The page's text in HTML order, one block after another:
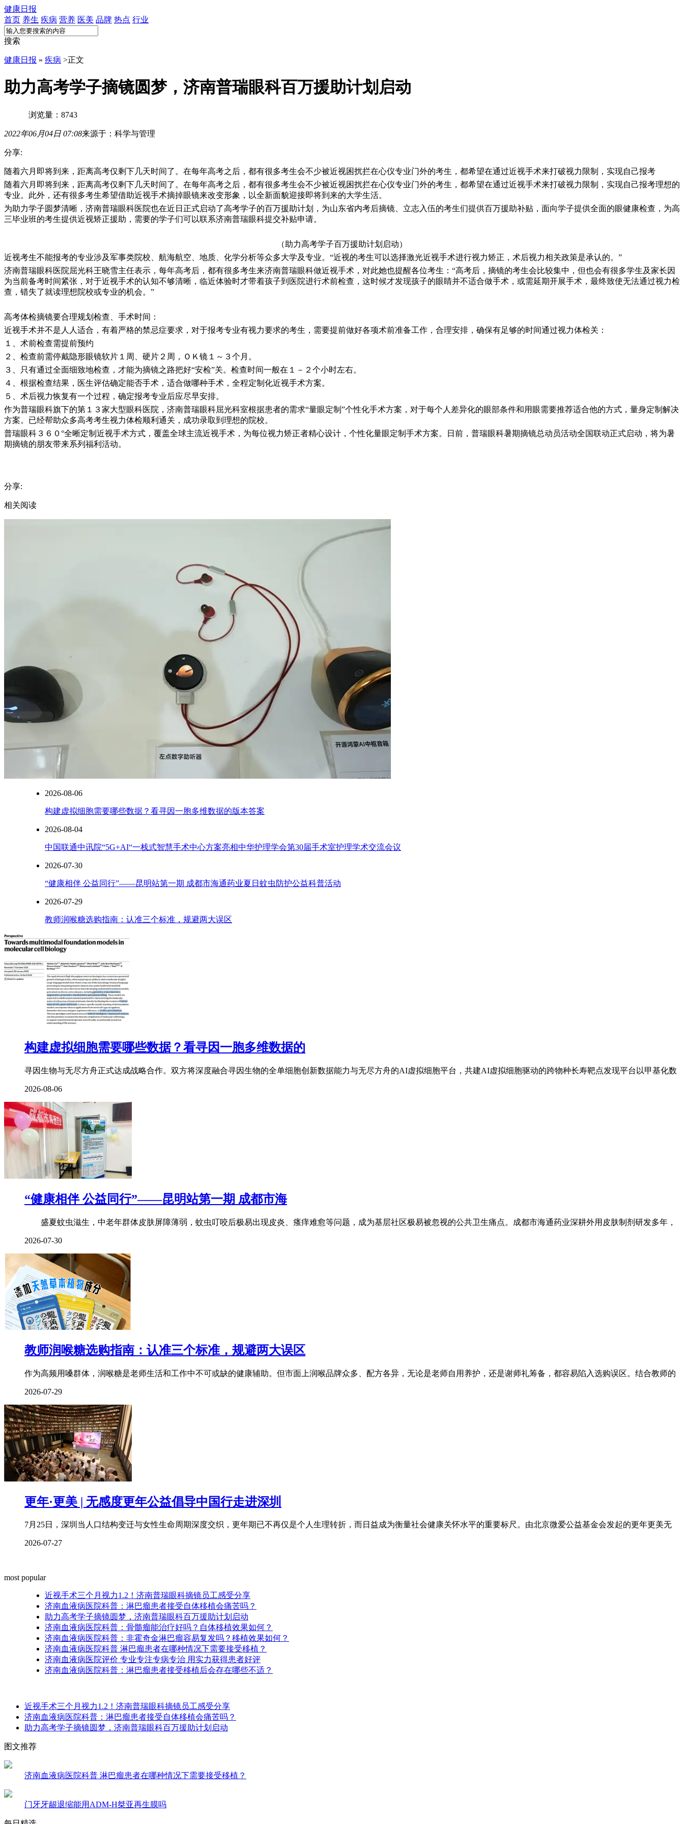
健康日报
首页 养生 疾病 营养 医美 品牌 热点 行业
搜索
健康日报 » 疾病 >正文
助力高考学子摘镜圆梦，济南普瑞眼科百万援助计划启动
浏览量：8743
2022年06月04日 07:08来源于：科学与管理
分享:
随着六月即将到来，距离高考仅剩下几天时间了。在每年高考之后，都有很多考生会不少被近视困扰拦在心仪专业门外的考生，都希望在通过近视手术来打破视力限制，实现自己报考
随着六月即将到来，距离高考仅剩下几天时间了。在每年高考之后，都有很多考生会不少被近视困扰拦在心仪专业门外的考生，都希望在通过近视手术来打破视力限制，实现自己报考理想的
专业。此外，还有很多考生希望借助近视手术摘掉眼镜来改变形象，以全新面貌迎接即将到来的大学生活。
为助力学子圆梦清晰，济南普瑞眼科医院也在近日正式启动了高考学子的百万援助计划，为山东省内考后摘镜、立志入伍的考生们提供百万援助补贴，面向学子提供全面的眼健康检查，为高
三毕业班的考生提供近视矫正援助，需要的学子们可以联系济南普瑞眼科提交补贴申请。
（助力高考学子百万援助计划启动）
近视考生不能报考的专业涉及军事类院校、航海航空、地质、化学分析等众多大学及专业。“近视的考生可以选择激光近视手术进行视力矫正，术后视力相关政策是承认的。”
济南普瑞眼科医院屈光科王晓雪主任表示，每年高考后，都有很多考生来济南普瑞眼科做近视手术，对此她也提醒各位考生：“高考后，摘镜的考生会比较集中，但也会有很多学生及家长因
为当前备考时间紧张，对于近视手术的认知不够清晰，临近体验时才带着孩子到医院进行术前检查，这时候才发现孩子的眼睛并不适合做手术，或需延期开展手术，最终致使无法通过视力检
查，错失了就读理想院校或专业的机会。”
高考体检摘镜要合理规划检查、手术时间：
近视手术并不是人人适合，有着严格的禁忌症要求，对于报考专业有视力要求的考生，需要提前做好各项术前准备工作，合理安排，确保有足够的时间通过视力体检关：
１、术前检查需提前预约
２、检查前需停戴隐形眼镜软片１周、硬片２周，ＯＫ镜１～３个月。
３、只有通过全面细致地检查，才能为摘镜之路把好“安检”关。检查时间一般在１－２个小时左右。
４、根据检查结果，医生评估确定能否手术，适合做哪种手术，全程定制化近视手术方案。
５、术后视力恢复有一个过程，确定报考专业后应尽早安排。
作为普瑞眼科旗下的第１３家大型眼科医院，济南普瑞眼科屈光科室根据患者的需求“量眼定制”个性化手术方案，对于每个人差异化的眼部条件和用眼需要推荐适合他的方式，量身定制解决
方案。已经帮助众多高考考生视力体检顺利通关，成功录取到理想的院校。
普瑞眼科３６０°全晰定制近视手术方式，覆盖全球主流近视手术，为每位视力矫正者精心设计，个性化量眼定制手术方案。日前，普瑞眼科暑期摘镜总动员活动全国联动正式启动，将为暑
期摘镜的朋友带来系列福利活动。
分享:
相关阅读
2026-08-06
构建虚拟细胞需要哪些数据？看寻因一胞多维数据的版本答案
2026-08-04
中国联通中讯院“5G+AI“一栈式智慧手术中心方案亮相中华护理学会第30届手术室护理学术交流会议
2026-07-30
“健康相伴 公益同行”——昆明站第一期 成都市海通药业夏日蚊虫防护公益科普活动
2026-07-29
教师润喉糖选购指南：认准三个标准，规避两大误区
构建虚拟细胞需要哪些数据？看寻因一胞多维数据的
寻因生物与无尽方舟正式达成战略合作。双方将深度融合寻因生物的全单细胞创新数据能力与无尽方舟的AI虚拟细胞平台，共建AI虚拟细胞驱动的跨物种长寿靶点发现平台以甲基化数
2026-08-06
“健康相伴 公益同行”——昆明站第一期 成都市海
盛夏蚊虫滋生，中老年群体皮肤屏障薄弱，蚊虫叮咬后极易出现皮炎、瘙痒难愈等问题，成为基层社区极易被忽视的公共卫生痛点。成都市海通药业深耕外用皮肤制剂研发多年，
2026-07-30
教师润喉糖选购指南：认准三个标准，规避两大误区
作为高频用嗓群体，润喉糖是老师生活和工作中不可或缺的健康辅助。但市面上润喉品牌众多、配方各异，无论是老师自用养护，还是谢师礼筹备，都容易陷入选购误区。结合教师的
2026-07-29
更年·更美 | 无感度更年公益倡导中国行走进深圳
7月25日，深圳当人口结构变迁与女性生命周期深度交织，更年期已不再仅是个人生理转折，而日益成为衡量社会健康关怀水平的重要标尺。由北京微爱公益基金会发起的更年更美无
2026-07-27
most popular
近视手术三个月视力1.2！济南普瑞眼科摘镜员工感受分享
济南血液病医院科普：淋巴瘤患者接受自体移植会痛苦吗？
助力高考学子摘镜圆梦，济南普瑞眼科百万援助计划启动
济南血液病医院科普：骨髓瘤能治疗好吗？自体移植效果如何？
济南血液病医院科普：非霍奇金淋巴瘤容易复发吗？移植效果如何？
济南血液病医院科普 淋巴瘤患者在哪种情况下需要接受移植？
济南血液病医院评价 专业专注专病专治 用实力获得患者好评
济南血液病医院科普：淋巴瘤患者接受移植后会存在哪些不适？
近视手术三个月视力1.2！济南普瑞眼科摘镜员工感受分享
济南血液病医院科普：淋巴瘤患者接受自体移植会痛苦吗？
助力高考学子摘镜圆梦，济南普瑞眼科百万援助计划启动
图文推荐
济南血液病医院科普 淋巴瘤患者在哪种情况下需要接受移植？
门牙牙龈退缩能用ADM-H桀亚再生膜吗